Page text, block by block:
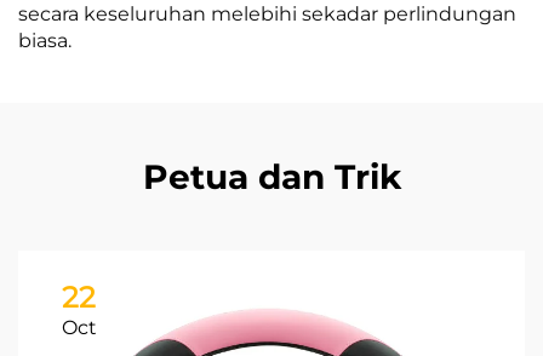
secara keseluruhan melebihi sekadar perlindungan
biasa.
Petua dan Trik
22
Oct